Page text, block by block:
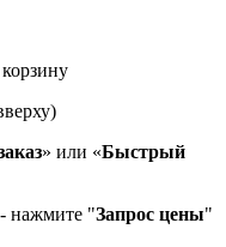
» или «Быстрый
- нажмите "Запрос цены"